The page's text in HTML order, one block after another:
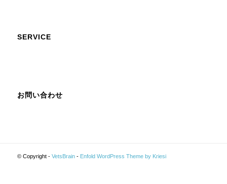
SERVICE
お問い合わせ
© Copyright - VetsBrain- Enfold WordPress Theme by Kriesi